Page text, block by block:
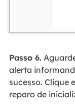
Passo 6.
alerta
sucesso. Clique
reparo de